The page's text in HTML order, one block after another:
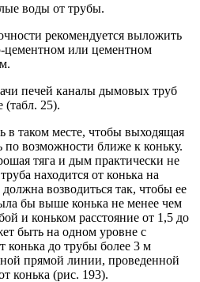
воды от трубы.
рекомендуется выложить
цементном или цементном
печей каналы дымовых труб
(табл. 25).
в таком месте, чтобы выходящая
по возможности ближе к коньку.
тяга и дым практически не
находится от конька на
возводиться так, чтобы ее
бы выше конька не менее чем
и коньком расстояние от 1,5 до
быть на одном уровне с
конька до трубы более 3 м
прямой линии, проведенной
конька (рис. 193).